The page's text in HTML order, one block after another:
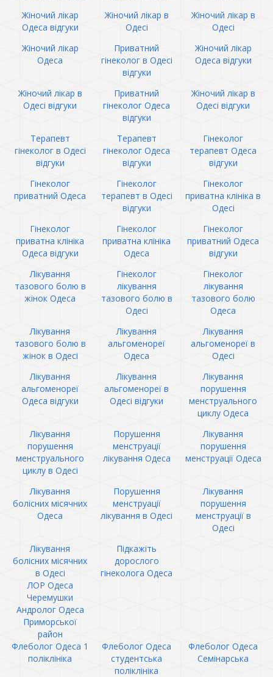
Жіночий лікар
Одеса відгуки
Жіночий лікар в
Одесі
Жіночий лікар в
Одесі
Жіночий лікар
Одеса
Приватний
гінеколог в Одесі
відгуки
Жіночий лікар
Одеса відгуки
Жіночий лікар в
Одесі відгуки
Приватний
гінеколог Одеса
відгуки
Жіночий лікар в
Одесі відгуки
Терапевт
гінеколог в Одесі
відгуки
Терапевт
гінеколог Одеса
відгуки
Гінеколог
терапевт Одеса
відгуки
Гінеколог
приватний Одеса
Гінеколог
терапевт в Одесі
відгуки
Гінеколог
приватна клініка в
Одесі
Гінеколог
приватна клініка
Одеса відгуки
Гінеколог
приватна клініка
Одеса
Гінеколог
приватний Одеса
відгуки
Лікування
тазового болю в
жінок Одеса
Гінеколог
лікування
тазового болю в
Одесі
Гінеколог
лікування
тазового болю
Одеса
Лікування
тазового болю в
жінок в Одесі
Лікування
альгоменореї
Одеса
Лікування
альгоменореї в
Одесі
Лікування
альгоменореї
Одеса відгуки
Лікування
альгоменореї в
Одесі відгуки
Лікування
порушення
менструального
циклу Одеса
Лікування
порушення
менструального
циклу в Одесі
Порушення
менструації
лікування Одеса
Лікування
порушення
менструації Одеса
Лікування
болісних місячних
Одеса
Порушення
менструації
лікування в Одесі
Лікування
порушення
менструації в
Одесі
Лікування
болісних місячних
в Одесі
Підкажіть
дорослого
гінеколога Одеса
ЛОР Одеса
Черемушки
Андролог Одеса
Приморської
район
Флеболог Одеса 1
поліклініка
Флеболог Одеса
студентська
поліклініка
Флеболог Одеса
Семінарська